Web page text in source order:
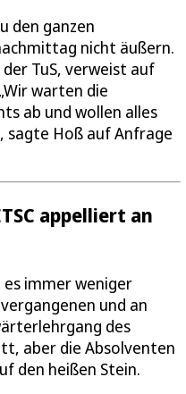
den ganzen
nicht äußern.
TuS, verweist auf
warten die
ab und wollen alles
sagte Hoß auf Anfrage
appelliert an
es immer weniger
und an
des
aber die Absolventen
den heißen Stein.